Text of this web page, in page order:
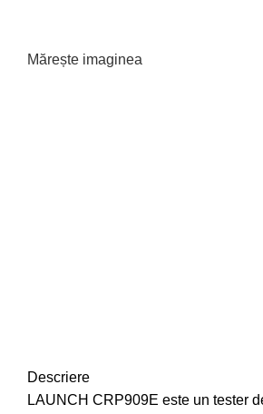
Mărește imaginea
Descriere
LAUNCH CRP909E este un tester